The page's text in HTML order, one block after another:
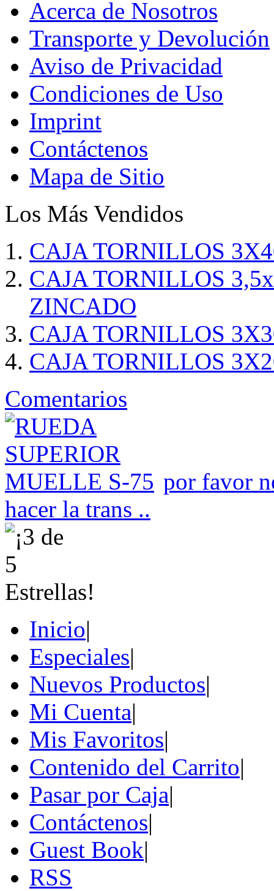
Acerca de Nosotros
Transporte y Devolución
Aviso de Privacidad
Condiciones de Uso
Imprint
Contáctenos
Mapa de Sitio
Los Más Vendidos
CAJA TORNILLOS
CAJA TORNILLOS
ZINCADO
CAJA TORNILLOS
CAJA TORNILLOS
Comentarios
por favor
hacer la trans ..
Inicio|
Especiales|
Nuevos Productos|
Mi Cuenta|
Mis Favoritos|
Contenido del Carrito|
Pasar por Caja|
Contáctenos|
Guest Book|
RSS